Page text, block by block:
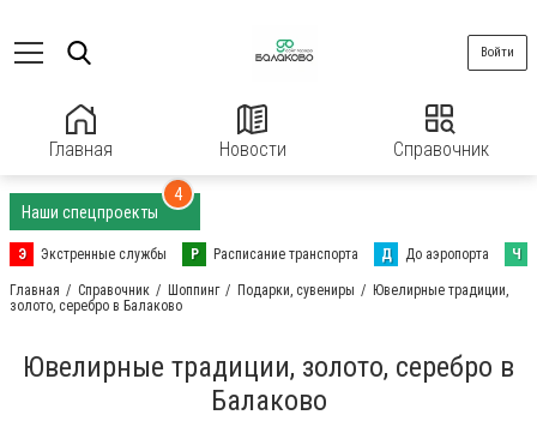
Главная Новости Справочник
Войти
Наши спецпроекты
4
Э Экстренные службы Р Расписание транспорта Д До аэропорта Ч
Главная Справочник Шоппинг Подарки, сувениры
Ювелирные традиции,
золото, серебро в Балаково
Ювелирные традиции, золото, серебро в
Балаково